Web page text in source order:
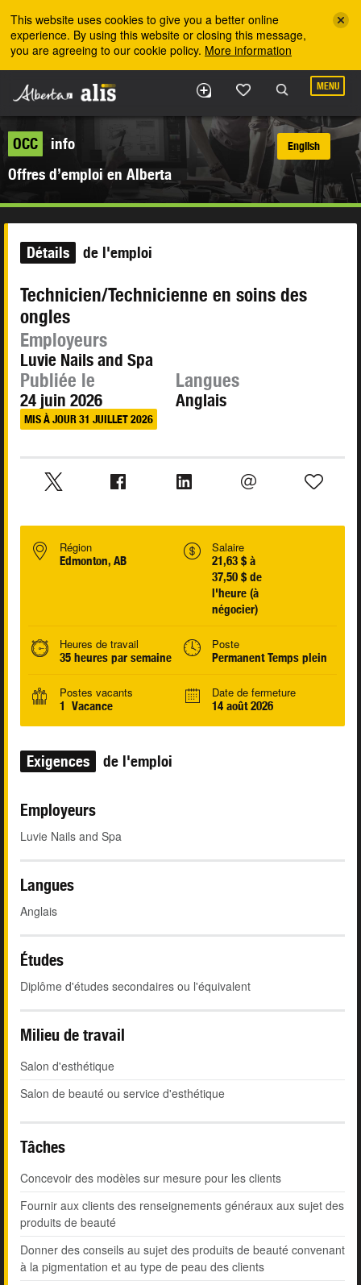
This website uses cookies to give you a better online
experience. By using this website or closing this message,
you are agreeing to our cookie policy. More information
MENU
OCC
info
Offres d’emploi en Alberta
English
Détails de l'emploi
Technicien/Technicienne en soins des
ongles
Employeurs
Luvie Nails and Spa
Publiée le
24 juin 2026
MIS À JOUR 31 JUILLET 2026
Langues
Anglais
Région
Edmonton, AB
Salaire
21,63 $ à
37,50 $ de
l'heure (à
négocier)
Heures de travail
35 heures par semaine
Poste
Permanent Temps plein
Postes vacants
1 Vacance
Date de fermeture
14 août 2026
Exigences de l'emploi
Employeurs
Luvie Nails and Spa
Langues
Anglais
Études
Diplôme d'études secondaires ou l'équivalent
Milieu de travail
Salon d'esthétique
Salon de beauté ou service d'esthétique
Tâches
Concevoir des modèles sur mesure pour les clients
Fournir aux clients des renseignements généraux aux sujet des
produits de beauté
Donner des conseils au sujet des produits de beauté convenant
à la pigmentation et au type de peau des clients